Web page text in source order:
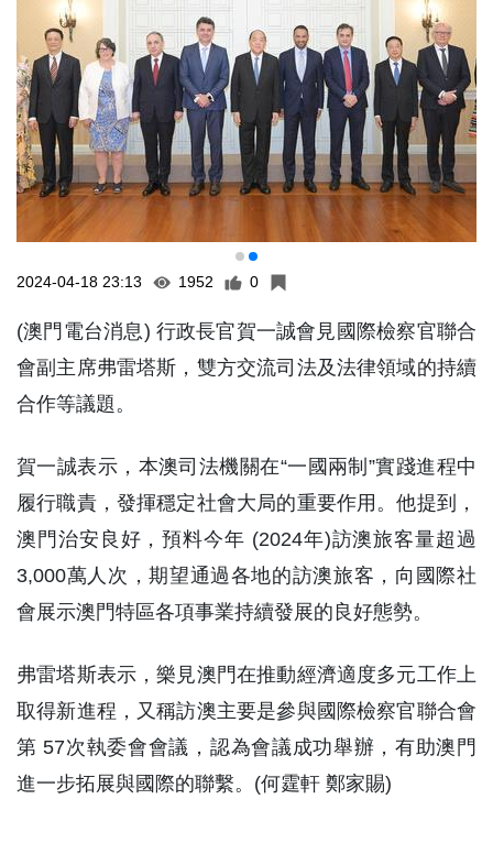
2024-04-18 23:13 1952 0
(澳門電台消息) 行政長官賀一誠會見國際檢察官聯合
會副主席弗雷塔斯，雙方交流司法及法律領域的持續
合作等議題。
賀一誠表示，本澳司法機關在“一國兩制”實踐進程中
履行職責，發揮穩定社會大局的重要作用。他提到，
澳門治安良好，預料今年 (2024年)訪澳旅客量超過
3,000萬人次，期望通過各地的訪澳旅客，向國際社
會展示澳門特區各項事業持續發展的良好態勢。
弗雷塔斯表示，樂見澳門在推動經濟適度多元工作上
取得新進程，又稱訪澳主要是參與國際檢察官聯合會
第 57次執委會會議，認為會議成功舉辦，有助澳門
進一步拓展與國際的聯繫。(何霆軒 鄭家賜)